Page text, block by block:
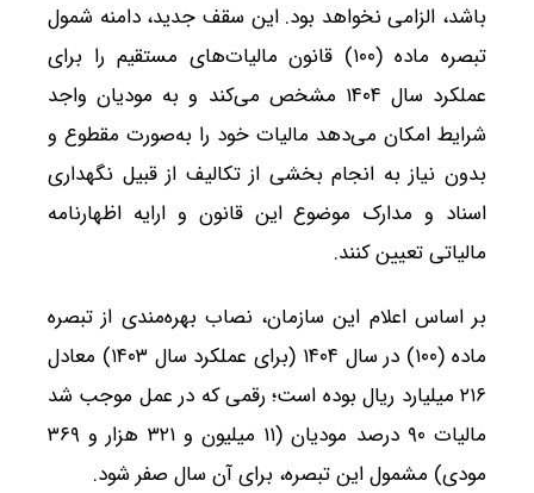
باشد، الزامی نخواهد بود. این سقف جدید، دامنه شمول
تبصره ماده (۱۰۰) قانون مالیات‌های مستقیم را برای
عملکرد سال ۱۴۰۴ مشخص می‌کند و به مودیان واجد
شرایط امکان می‌دهد مالیات خود را به‌صورت مقطوع و
بدون نیاز به انجام بخشی از تکالیف از قبیل نگهداری
اسناد و مدارک موضوع این قانون و ارایه اظهارنامه
مالیاتی تعیین کنند.
بر اساس اعلام این سازمان، نصاب بهره‌مندی از تبصره
ماده (۱۰۰) در سال ۱۴۰۴ (برای عملکرد سال ۱۴۰۳) معادل
۲۱۶ میلیارد ریال بوده است؛ رقمی که در عمل موجب شد
مالیات ۹۰ درصد مودیان (۱۱ میلیون و ۳۲۱ هزار و ۳۶۹
مودی) مشمول این تبصره، برای آن سال صفر شود.